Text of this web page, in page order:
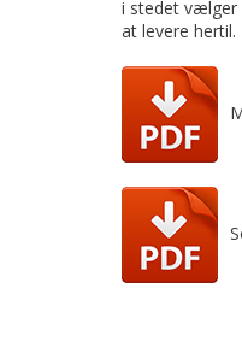
i stedet vælger
at levere hertil.